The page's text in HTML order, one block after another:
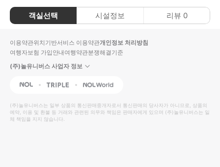
객실선택 시설정보 리뷰 0
이용약관위치기반서비스 이용약관개인정보 처리방침
여행자보험 가입안내여행약관분쟁해결기준
(주)놀유니버스 사업자 정보
NOL Triple Interpark Global
(주)놀유니버스는 일부 상품의 통신판매중개자로서 통신판매의 당사자가 아니므로, 상품의
예약, 이용 및 환불 등 거래와 관련된 의무와 책임은 판매자에게 있으며 (주)놀유니버스는 일
체 책임을 지지 않습니다.